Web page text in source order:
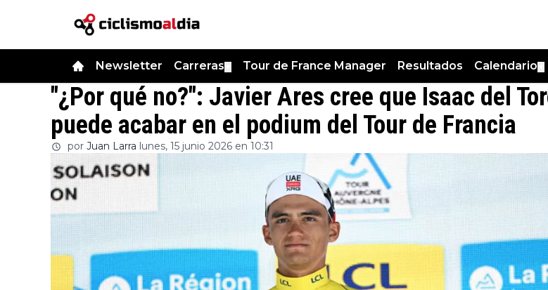
Newsletter Carreras Tour de France Manager Resultados Calendario
"¿Por qué no?": Javier Ares cree que Isaac del
puede acabar en el podium del Tour de Francia
por Juan Larra lunes, 15 junio 2026 en 10:31